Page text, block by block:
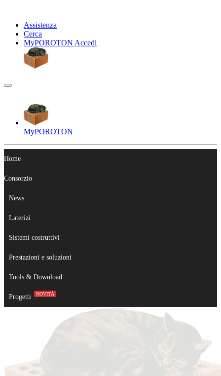
Assistenza
Cerca
MyPOROTON Accedi
MyPOROTON
Home
Consorzio
News
Laterizi
Sistemi costruttivi
Prestazioni e soluzioni
Tools & Download
Progetti NOVITÀ